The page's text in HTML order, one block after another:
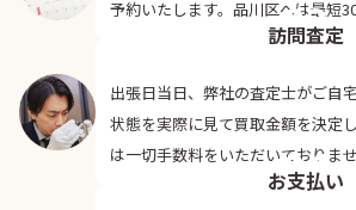
予約いたします。品川区へは最短
03
訪問査定
出張日当日、弊社の査定士がご自
状態を実際に見て買取金額を決定
は一切手数料をいただいておりませ
04
お支払い